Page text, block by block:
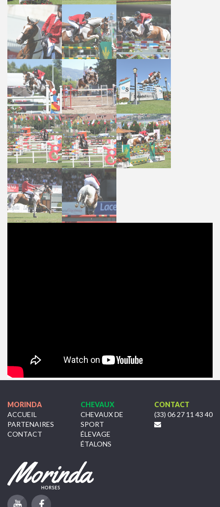
MORINDA
ACCUEIL
PARTENAIRES
CONTACT
CHEVAUX
CHEVAUX DE
SPORT
ÉLEVAGE
ÉTALONS
CONTACT
(33) 06 27 11 43 40